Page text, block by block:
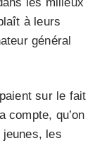
à leurs
général
sur le fait
compte, qu’on
les